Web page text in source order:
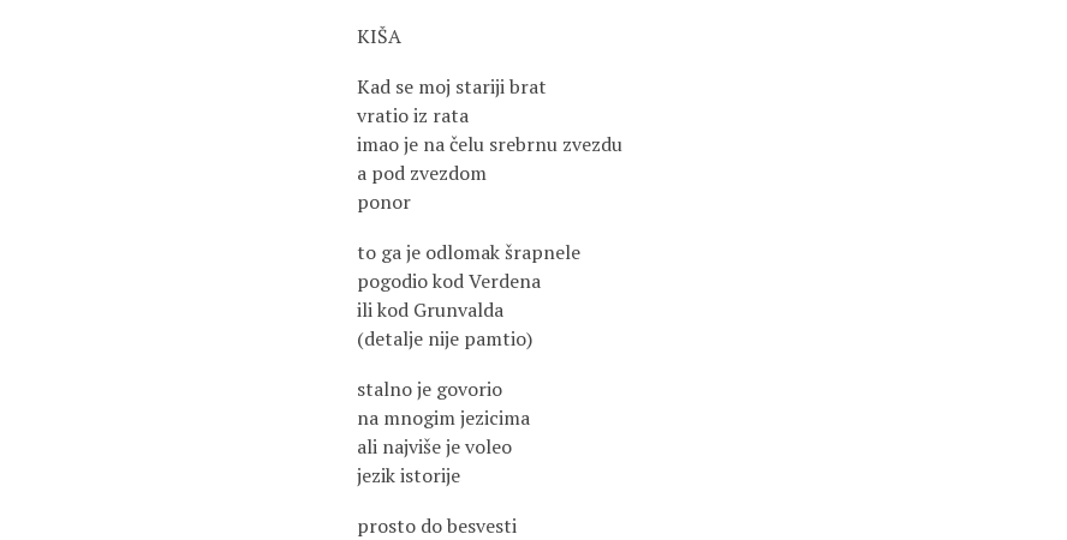
KIŠA
Kad se moj stariji brat
vratio iz rata
imao je na čelu srebrnu zvezdu
a pod zvezdom
ponor
to ga je odlomak šrapnele
pogodio kod Verdena
ili kod Grunvalda
(detalje nije pamtio)
stalno je govorio
na mnogim jezicima
ali najviše je voleo
jezik istorije
prosto do besvesti